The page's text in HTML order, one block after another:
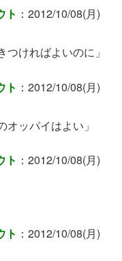
ト ：2012/10/08(月)
ければよいのに」
ト ：2012/10/08(月)
ッパイはよい」
ト ：2012/10/08(月)
ト ：2012/10/08(月)